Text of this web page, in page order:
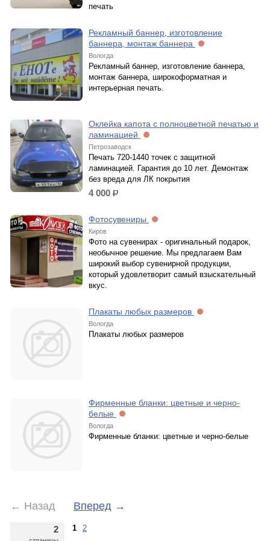
печать
Рекламный баннер, изготовление
баннера, монтаж баннера
Вологда
Рекламный баннер, изготовление баннера,
монтаж баннера, широкоформатная и
интерьерная печать.
Оклейка капота с полноцветной печатью и
ламинацией
Петрозаводск
Печать 720-1440 точек с защитной
ламинацией. Гарантия до 10 лет. Демонтаж
без вреда для ЛК покрытия
4 000 р.
Фотосувениры
Киров
Фото на сувенирах - оригинальный подарок,
необычное решение. Мы предлагаем Вам
широкий выбор сувенирной продукции,
который удовлетворит самый взыскательный
вкус.
Плакаты любых размеров
Вологда
Плакаты любых размеров
Фирменные бланки: цветные и черно-
белые
Вологда
Фирменные бланки: цветные и черно-белые
← Назад Вперед →
2 1 2